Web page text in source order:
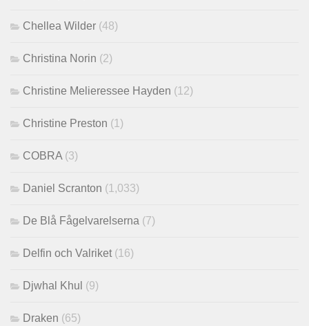
Chellea Wilder (48)
Christina Norin (2)
Christine Melieressee Hayden (12)
Christine Preston (1)
COBRA (3)
Daniel Scranton (1,033)
De Blå Fågelvarelserna (7)
Delfin och Valriket (16)
Djwhal Khul (9)
Draken (65)